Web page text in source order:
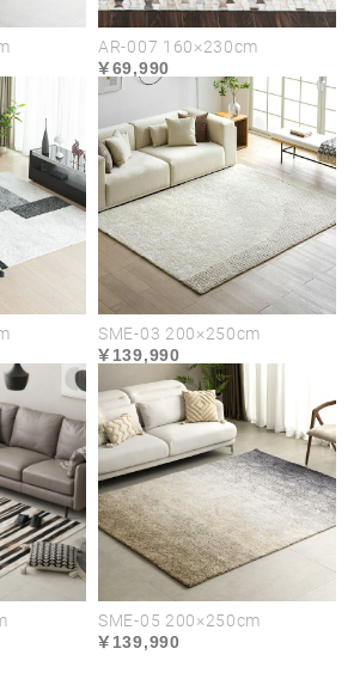
も希少なアーボンカーフを使
かく肌理の細かい毛足によ
肌触りが魅力です。手触りの
の美しさを兼ね備えた逸品で
エイジ
表情も
使い込
が深ま
を纏い
高い耐久性を維持する
裏地
裏生地は程よい厚みのフ
ァブリックを採用。強度
を高めるとともに、フロ
アダメージや本体の摩耗
を軽減します。
AR-007 160×230cm
69,990
SME-03 200×250cm
139,990
SME-05 200×250cm
139,990